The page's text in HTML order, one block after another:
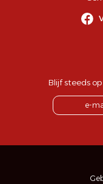
Blijf steeds